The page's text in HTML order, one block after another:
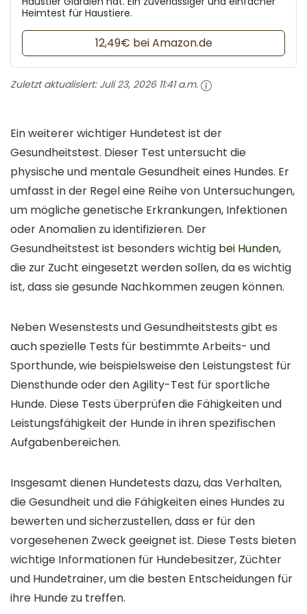
Heimtest für Haustiere.
12,49€ bei Amazon.de
Zuletzt aktualisiert: Juli 23, 2026 11:41 a.m.
Ein weiterer wichtiger Hundetest ist der
Gesundheitstest. Dieser Test untersucht die
physische und mentale Gesundheit eines Hundes. Er
umfasst in der Regel eine Reihe von Untersuchungen,
um mögliche genetische Erkrankungen, Infektionen
oder Anomalien zu identifizieren. Der
Gesundheitstest ist besonders wichtig bei Hunden,
die zur Zucht eingesetzt werden sollen, da es wichtig
ist, dass sie gesunde Nachkommen zeugen können.
Neben Wesenstests und Gesundheitstests gibt es
auch spezielle Tests für bestimmte Arbeits- und
Sporthunde, wie beispielsweise den Leistungstest für
Diensthunde oder den Agility-Test für sportliche
Hunde. Diese Tests überprüfen die Fähigkeiten und
Leistungsfähigkeit der Hunde in ihren spezifischen
Aufgabenbereichen.
Insgesamt dienen Hundetests dazu, das Verhalten,
die Gesundheit und die Fähigkeiten eines Hundes zu
bewerten und sicherzustellen, dass er für den
vorgesehenen Zweck geeignet ist. Diese Tests bieten
wichtige Informationen für Hundebesitzer, Züchter
und Hundetrainer, um die besten Entscheidungen für
ihre Hunde zu treffen.